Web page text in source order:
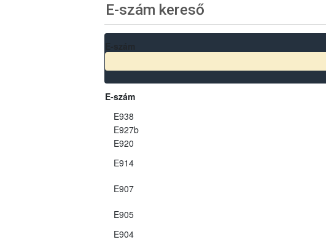
E-szám kereső
E-szám
E938
E927b
E920
E914
E907
E905
E904